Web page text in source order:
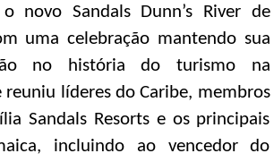
novo Sandals Dunn’s River de
uma celebração mantendo sua
no história do turismo na
reuniu líderes do Caribe, membros
Sandals Resorts e os principais
incluindo ao vencedor do